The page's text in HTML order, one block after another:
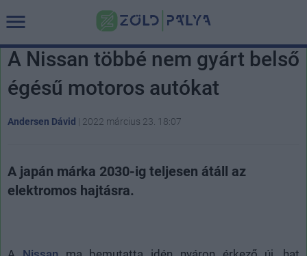
A Nissan többé nem gyárt belső
égésű motoros autókat
Andersen Dávid | 2022 március 23. 18:07
A japán márka 2030-ig teljesen átáll az
elektromos hajtásra.